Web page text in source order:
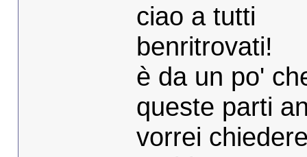
ciao a tutti
benritrovati!
è da un po'
queste parti
vorrei